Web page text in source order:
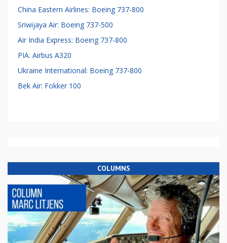
China Eastern Airlines: Boeing 737-800
Sriwijaya Air: Boeing 737-500
Air India Express: Boeing 737-800
PIA: Airbus A320
Ukraine International: Boeing 737-800
Bek Air: Fokker 100
COLUMNS